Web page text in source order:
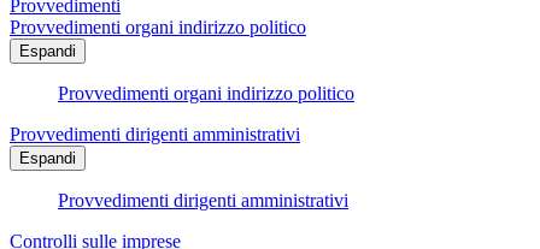
Provvedimenti
Provvedimenti organi indirizzo politico
Espandi
Provvedimenti organi indirizzo politico
Provvedimenti dirigenti amministrativi
Espandi
Provvedimenti dirigenti amministrativi
Controlli sulle imprese